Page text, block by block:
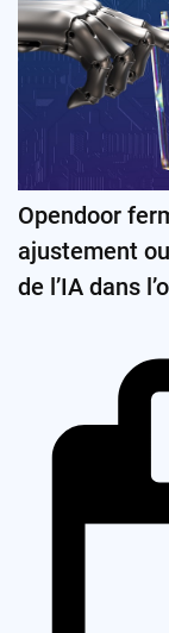
Opendoor
ajustement
de l’IA dans